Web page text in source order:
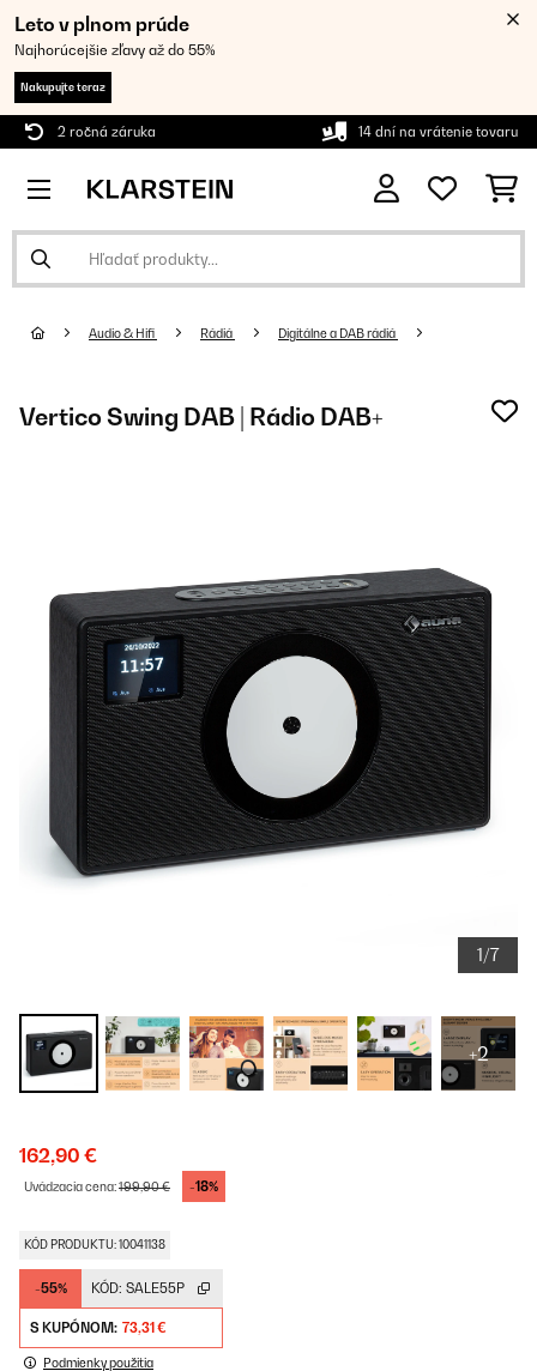
Leto v plnom prúde
Najhorúcejšie zľavy až do 55%
Nakupujte teraz
2 ročná záruka 14 dní na vrátenie tovaru
Audio & Hifi Rádiá Digitálne a DAB rádiá
Vertico Swing DAB | Rádio DAB+
1/7
+2
162,90 €
Uvádzacia cena:199,90 € -18%
KÓD PRODUKTU: 10041138
-55% KÓD: SALE55P
S KUPÓNOM: 73,31 €
Podmienky použitia